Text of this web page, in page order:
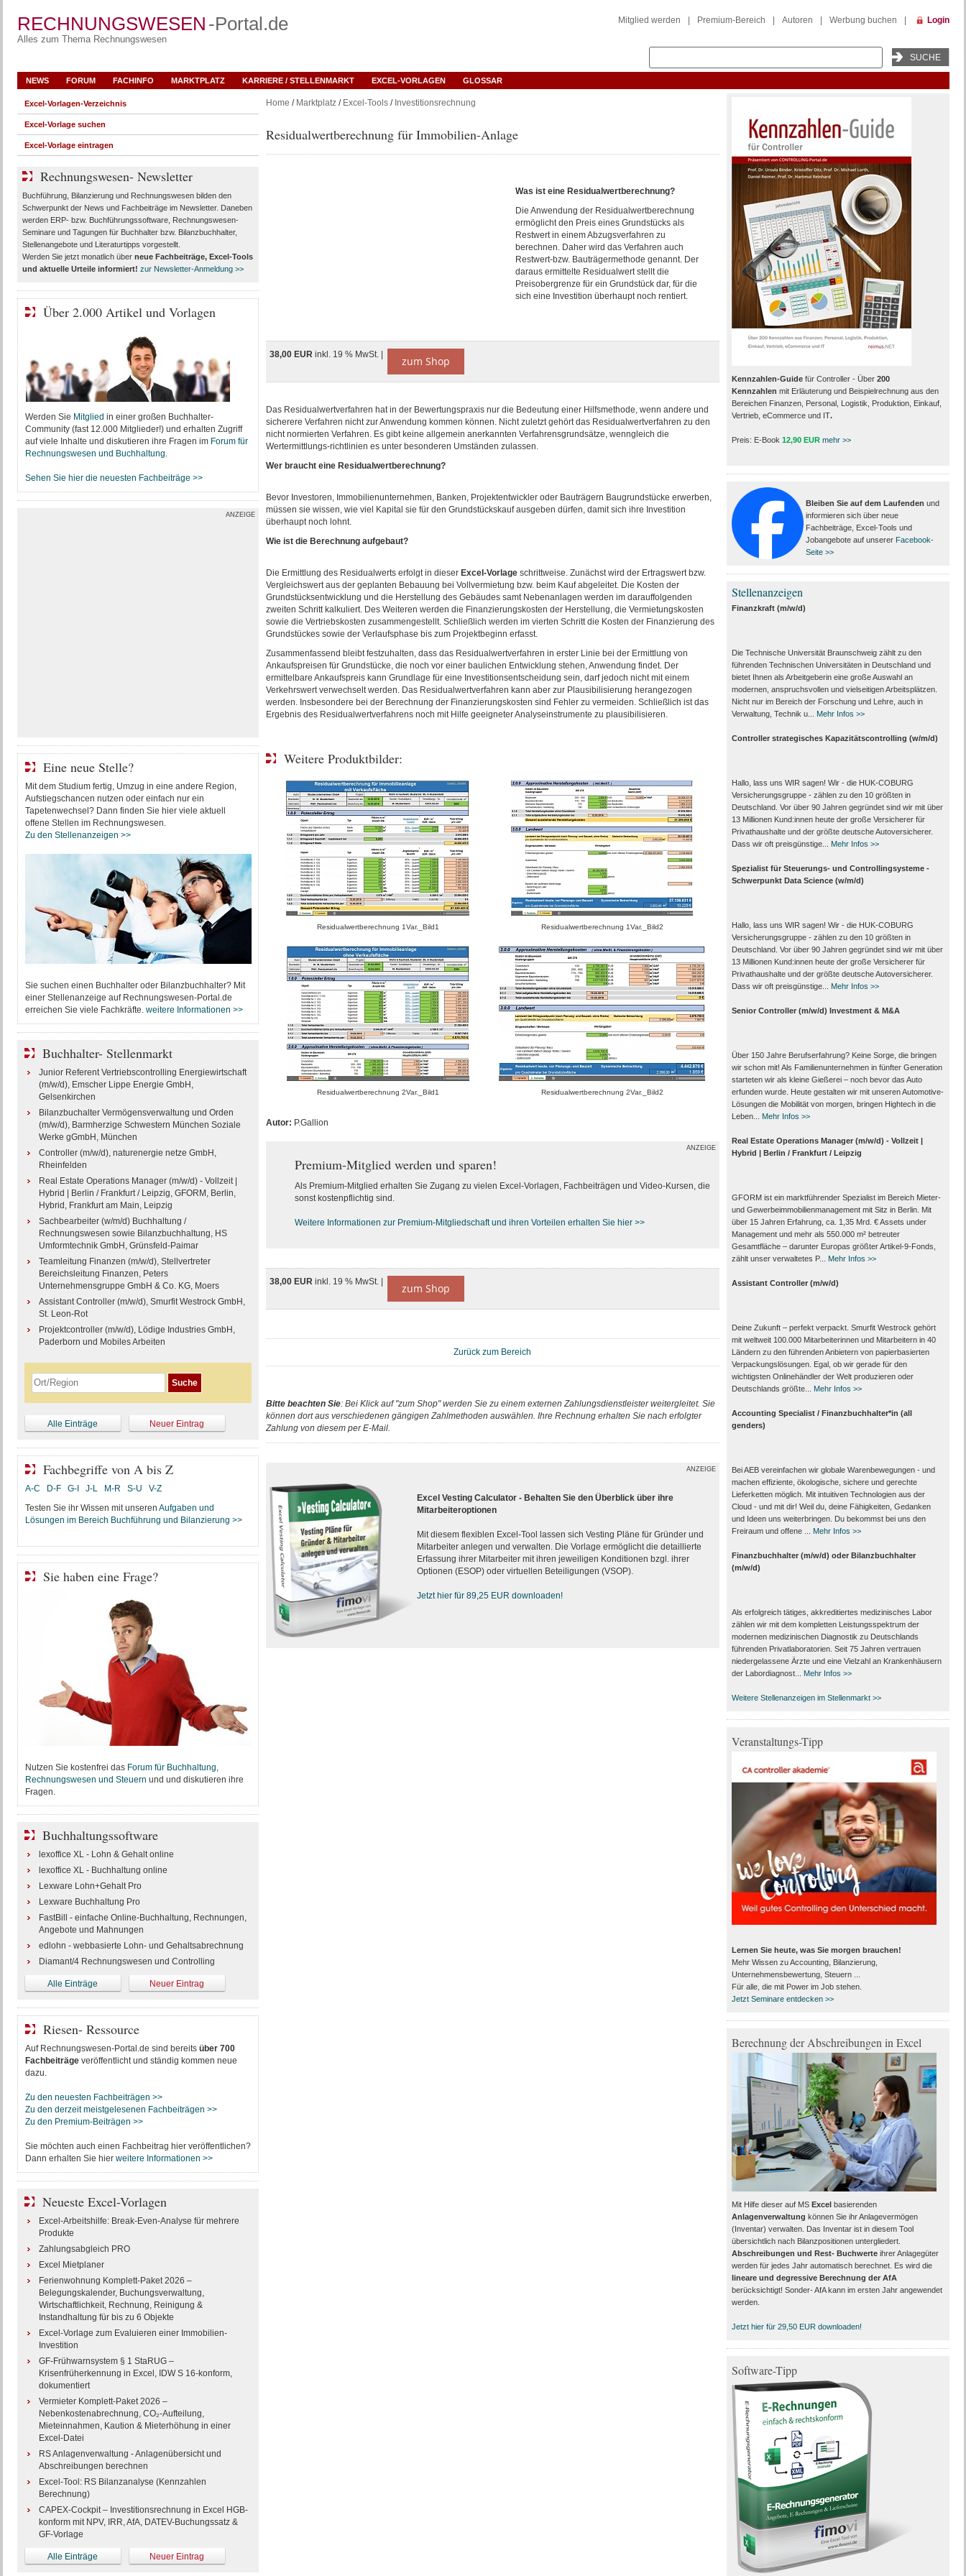
RECHNUNGSWESEN -Portal.de
Alles zum Thema Rechnungswesen
Mitglied werden Premium-Bereich Autoren Werbung buchen Login
NEWS FORUM FACHINFO MARKTPLATZ KARRIERE / STELLENMARKT EXCEL-VORLAGEN GLOSSAR
Home / Marktplatz/ Excel-Tools/ Investitionsrechnung
Residualwertberechnung für Immobilien-Anlage
Was ist eine Residualwertberechnung?
Die Anwendung der Residualwertberechnung
ermöglicht den Preis eines Grundstücks als
Restwert in einem Abzugsverfahren zu
berechnen. Daher wird das Verfahren auch
Restwert-bzw. Bauträgermethode genannt. Der
daraus ermittelte Residualwert stellt die
Preisobergrenze für ein Grundstück dar, für die
sich eine Investition überhaupt noch rentiert.
38,00 EUR inkl. 19 % MwSt. | zum Shop
Das Residualwertverfahren hat in der Bewertungspraxis nur die Bedeutung einer Hilfsmethode, wenn andere und
sicherere Verfahren nicht zur Anwendung kommen können. Nicht zuletzt gehört das Residualwertverfahren zu den
nicht normierten Verfahren. Es gibt keine allgemein anerkannten Verfahrensgrundsätze, wenngleich die
Wertermittlungs-richtlinien es unter besonderen Umständen zulassen.
Wer braucht eine Residualwertberechnung?
Bevor Investoren, Immobilienunternehmen, Banken, Projektentwickler oder Bauträgern Baugrundstücke erwerben,
müssen sie wissen, wie viel Kapital sie für den Grundstückskauf ausgeben dürfen, damit sich ihre Investition
überhaupt noch lohnt.
Wie ist die Berechnung aufgebaut?
Die Ermittlung des Residualwerts erfolgt in dieser Excel-Vorlageschrittweise. Zunächst wird der Ertragswert bzw.
Vergleichswert aus der geplanten Bebauung bei Vollvermietung bzw. beim Kauf abgeleitet. Die Kosten der
Grundstücksentwicklung und die Herstellung des Gebäudes samt Nebenanlagen werden im darauffolgenden
zweiten Schritt kalkuliert. Des Weiteren werden die Finanzierungskosten der Herstellung, die Vermietungskosten
sowie die Vertriebskosten zusammengestellt. Schließlich werden im vierten Schritt die Kosten der Finanzierung des
Grundstückes sowie der Verlaufsphase bis zum Projektbeginn erfasst.
Zusammenfassend bleibt festzuhalten, dass das Residualwertverfahren in erster Linie bei der Ermittlung von
Ankaufspreisen für Grundstücke, die noch vor einer baulichen Entwicklung stehen, Anwendung findet. Der
ermittelbare Ankaufspreis kann Grundlage für eine Investitionsentscheidung sein, darf jedoch nicht mit einem
Verkehrswert verwechselt werden. Das Residualwertverfahren kann aber zur Plausibilisierung herangezogen
werden. Insbesondere bei der Berechnung der Finanzierungskosten sind Fehler zu vermeiden. Schließlich ist das
Ergebnis des Residualwertverfahrens noch mit Hilfe geeigneter Analyseinstrumente zu plausibilisieren.
Weitere Produktbilder:
Residualwertberechnung 1Var._Bild1 Residualwertberechnung 1Var._Bild2
Residualwertberechnung 2Var._Bild1 Residualwertberechnung 2Var._Bild2
Autor: P.Gallion
ANZEIGE
Premium-Mitglied werden und sparen!
Als Premium-Mitglied erhalten Sie Zugang zu vielen Excel-Vorlagen, Fachbeiträgen und Video-Kursen, die
sonst kostenpflichtig sind.
Weitere Informationen zur Premium-Mitgliedschaft und ihren Vorteilen erhalten Sie hier >>
38,00 EUR inkl. 19 % MwSt. | zum Shop
Zurück zum Bereich
Bitte beachten Sie: Bei Klick auf "zum Shop" werden Sie zu einem externen Zahlungsdienstleister weitergleitet. Sie
können dort aus verschiedenen gängigen Zahlmethoden auswählen. Ihre Rechnung erhalten Sie nach erfolgter
Zahlung von diesem per E-Mail.
ANZEIGE
Excel Vesting Calculator - Behalten Sie den Überblick über ihre
Mitarbeiteroptionen
Mit diesem flexiblen Excel-Tool lassen sich Vesting Pläne für Gründer und
Mitarbeiter anlegen und verwalten. Die Vorlage ermöglicht die detaillierte
Erfassung ihrer Mitarbeiter mit ihren jeweiligen Konditionen bzgl. ihrer
Optionen (ESOP) oder virtuellen Beteiligungen (VSOP).
Jetzt hier für 89,25 EUR downloaden!
Excel-Vorlagen-Verzeichnis
Excel-Vorlage suchen
Excel-Vorlage eintragen
Rechnungswesen- Newsletter
Buchführung, Bilanzierung und Rechnungswesen bilden den
Schwerpunkt der News und Fachbeiträge im Newsletter. Daneben
werden ERP- bzw. Buchführungssoftware, Rechnungswesen-
Seminare und Tagungen für Buchhalter bzw. Bilanzbuchhalter,
Stellenangebote und Literaturtipps vorgestellt.
Werden Sie jetzt monatlich über neue Fachbeiträge, Excel-Tools
und aktuelle Urteileinformiert! zur Newsletter-Anmeldung >>
Über 2.000 Artikel und Vorlagen
Werden Sie Mitglied in einer großen Buchhalter-
Community (fast 12.000 Mitglieder!) und erhalten Zugriff
auf viele Inhalte und diskutieren ihre Fragen im Forum für
Rechnungswesen und Buchhaltung.
Sehen Sie hier die neuesten Fachbeiträge >>
ANZEIGE
Eine neue Stelle?
Mit dem Studium fertig, Umzug in eine andere Region,
Aufstiegschancen nutzen oder einfach nur ein
Tapetenwechsel? Dann finden Sie hier viele aktuell
offene Stellen im Rechnungswesen.
Zu den Stellenanzeigen >>
Sie suchen einen Buchhalter oder Bilanzbuchhalter? Mit
einer Stellenanzeige auf Rechnungswesen-Portal.de
erreichen Sie viele Fachkräfte. weitere Informationen >>
Buchhalter- Stellenmarkt
Junior Referent Vertriebscontrolling Energiewirtschaft
(m/w/d), Emscher Lippe Energie GmbH,
Gelsenkirchen
Bilanzbuchalter Vermögensverwaltung und Orden
(m/w/d), Barmherzige Schwestern München Soziale
Werke gGmbH, München
Controller (m/w/d), naturenergie netze GmbH,
Rheinfelden
Real Estate Operations Manager (m/w/d) - Vollzeit |
Hybrid | Berlin / Frankfurt / Leipzig, GFORM, Berlin,
Hybrid, Frankfurt am Main, Leipzig
Sachbearbeiter (w/m/d) Buchhaltung /
Rechnungswesen sowie Bilanzbuchhaltung, HS
Umformtechnik GmbH, Grünsfeld-Paimar
Teamleitung Finanzen (m/w/d), Stellvertreter
Bereichsleitung Finanzen, Peters
Unternehmensgruppe GmbH & Co. KG, Moers
Assistant Controller (m/w/d), Smurfit Westrock GmbH,
St. Leon-Rot
Projektcontroller (m/w/d), Lödige Industries GmbH,
Paderborn und Mobiles Arbeiten
Alle Einträge Neuer Eintrag
Fachbegriffe von A bis Z
A-C D-F G-I J-L M-R S-U
V-Z
Testen Sie ihr Wissen mit unseren Aufgaben und
Lösungen im Bereich Buchführung und Bilanzierung >>
Sie haben eine Frage?
Nutzen Sie kostenfrei das Forum für Buchhaltung,
Rechnungswesen und Steuern und und diskutieren ihre
Fragen.
Buchhaltungssoftware
lexoffice XL - Lohn & Gehalt online
lexoffice XL - Buchhaltung online
Lexware Lohn+Gehalt Pro
Lexware Buchhaltung Pro
FastBill - einfache Online-Buchhaltung, Rechnungen,
Angebote und Mahnungen
edlohn - webbasierte Lohn- und Gehaltsabrechnung
Diamant/4 Rechnungswesen und Controlling
Alle Einträge Neuer Eintrag
Riesen- Ressource
Auf Rechnungswesen-Portal.de sind bereits über 700
Fachbeiträgeveröffentlicht und ständig kommen neue
dazu.
Zu den neuesten Fachbeiträgen >>
Zu den derzeit meistgelesenen Fachbeiträgen >>
Zu den Premium-Beiträgen >>
Sie möchten auch einen Fachbeitrag hier veröffentlichen?
Dann erhalten Sie hier weitere Informationen >>
Neueste Excel-Vorlagen
Excel-Arbeitshilfe: Break-Even-Analyse für mehrere
Produkte
Zahlungsabgleich PRO
Excel Mietplaner
Ferienwohnung Komplett-Paket 2026 –
Belegungskalender, Buchungsverwaltung,
Wirtschaftlichkeit, Rechnung, Reinigung &
Instandhaltung für bis zu 6 Objekte
Excel-Vorlage zum Evaluieren einer Immobilien-
Investition
GF-Frühwarnsystem § 1 StaRUG –
Krisenfrüherkennung in Excel, IDW S 16-konform,
dokumentiert
Vermieter Komplett-Paket 2026 –
Nebenkostenabrechnung, CO₂-Aufteilung,
Mieteinnahmen, Kaution & Mieterhöhung in einer
Excel-Datei
RS Anlagenverwaltung - Anlagenübersicht und
Abschreibungen berechnen
Excel-Tool: RS Bilanzanalyse (Kennzahlen
Berechnung)
CAPEX-Cockpit – Investitionsrechnung in Excel HGB-
konform mit NPV, IRR, AfA, DATEV-Buchungssatz &
GF-Vorlage
Alle Einträge Neuer Eintrag
Kennzahlen-Guidefür Controller - Über 200
Kennzahlen mit Erläuterung und Beispielrechnung aus den
Bereichen Finanzen, Personal, Logistik, Produktion, Einkauf,
Vertrieb, eCommerce und IT.
Preis: E-Book 12,90 EUR mehr >>
Bleiben Sie auf dem Laufenden und
informieren sich über neue
Fachbeiträge, Excel-Tools und
Jobangebote auf unserer Facebook-
Seite >>
Stellenanzeigen
Finanzkraft (m/w/d)
Die Technische Universität Braunschweig zählt zu den
führenden Technischen Universitäten in Deutschland und
bietet Ihnen als Arbeit­geberin eine große Auswahl an
modernen, anspruchsvollen und vielseitigen Arbeits­plätzen.
Nicht nur im Bereich der Forschung und Lehre, auch in
Verwaltung, Technik u...
Mehr Infos >>
Controller strategisches Kapazitätscontrolling (w/m/d)
Hallo, lass uns WIR sagen! Wir - die HUK-COBURG
Versicherungsgruppe - zählen zu den 10 größten in
Deutschland. Vor über 90 Jahren gegründet sind wir mit über
13 Millionen Kund:innen heute der große Versicherer für
Privathaushalte und der größte deutsche Autoversicherer.
Dass wir oft preisgünstige...
Mehr Infos >>
Spezialist für Steuerungs- und Controllingsysteme -
Schwerpunkt Data Science (w/m/d)
Hallo, lass uns WIR sagen! Wir - die HUK-COBURG
Versicherungsgruppe - zählen zu den 10 größten in
Deutschland. Vor über 90 Jahren gegründet sind wir mit über
13 Millionen Kund:innen heute der große Versicherer für
Privathaushalte und der größte deutsche Autoversicherer.
Dass wir oft preisgünstige...
Mehr Infos >>
Senior Controller (m/w/d) Investment & M&A
Über 150 Jahre Berufserfahrung? Keine Sorge, die bringen
wir schon mit! Als Familienunternehmen in fünfter Generation
starteten wir als kleine Gießerei – noch bevor das Auto
erfunden wurde. Heute gestalten wir mit unseren Automotive-
Lösungen die Mobilität von morgen, bringen Hightech in die
Leben...
Mehr Infos >>
Real Estate Operations Manager (m/w/d) - Vollzeit |
Hybrid | Berlin / Frankfurt / Leipzig
GFORM ist ein marktführender Spezialist im Bereich Mieter-
und Gewerbeimmobilienmanagement mit Sitz in Berlin. Mit
über 15 Jahren Erfahrung, ca. 1,35 Mrd. € Assets under
Management und mehr als 550.000 m² betreuter
Gesamtfläche – darunter Europas größter Artikel-9-Fonds,
zählt unser verwaltetes P...
Mehr Infos >>
Assistant Controller (m/w/d)
Deine Zukunft – perfekt verpackt. Smurfit Westrock gehört
mit weltweit 100.000 Mitarbeiter­innen und Mitarbeitern in 40
Ländern zu den führenden Anbietern von papier­basierten
Verpackungs­lösungen. Egal, ob wir gerade für den
wichtigsten Onlinehändler der Welt produzieren oder
Deutschlands größte...
Mehr Infos >>
Accounting Specialist / Finanzbuchhalter*in (all
genders)
Bei AEB vereinfachen wir globale Warenbewegungen - und
machen effiziente, ökologische, sichere und gerechte
Lieferketten möglich. Mit intuitiven Technologien aus der
Cloud - und mit dir! Weil du, deine Fähigkeiten, Gedanken
und Ideen uns weiterbringen. Du bekommst bei uns den
Freiraum und offene ...
Mehr Infos >>
Finanzbuchhalter (m/w/d) oder Bilanzbuchhalter
(m/w/d)
Als erfolgreich tätiges, akkreditiertes medizinisches Labor
zählen wir mit dem kompletten Leistungs­spektrum der
modernen medizinischen Diagnostik zu Deutschlands
führenden Privat­laboratorien. Seit 75 Jahren vertrauen
nieder­gelassene Ärzte und eine Vielzahl an Kranken­häusern
der Labor­diagnost...
Mehr Infos >>
Weitere Stellenanzeigen im Stellenmarkt >>
Veranstaltungs-Tipp
Lernen Sie heute, was Sie morgen brauchen!
Mehr Wissen zu Accounting, Bilanzierung,
Unternehmensbewertung, Steuern ...
Für alle, die mit Power im Job stehen.
Jetzt Seminare entdecken >>
Berechnung der Abschreibungen in Excel
Mit Hilfe dieser auf MS Excelbasierenden
Anlagenverwaltung können Sie ihr Anlagevermögen
(Inventar) verwalten. Das Inventar ist in diesem Tool
übersichtlich nach Bilanzpositionen untergliedert.
Abschreibungen und Rest- Buchwerteihrer Anlagegüter
werden für jedes Jahr automatisch berechnet. Es wird die
lineare und degressive Berechnung der AfA
berücksichtigt! Sonder- AfA kann im ersten Jahr angewendet
werden.
Jetzt hier für 29,50 EUR downloaden!
Software-Tipp